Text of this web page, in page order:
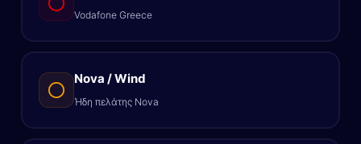
Vodafone Greece
Nova / Wind
Ήδη πελάτης Nova